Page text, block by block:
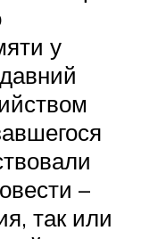
у
–
так или